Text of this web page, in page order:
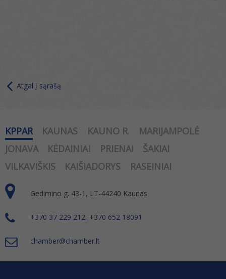
Atgal į sąrašą
KPPAR KAUNAS KAUNO R.
MARIJAMPOLĖ
JONAVA
KĖDAINIAI PRIENAI
ŠAKIAI
VILKAVIŠKIS
KAIŠIADORYS RASEINIAI
Gedimino g. 43-1, LT-44240 Kaunas
+370 37 229 212, +370 652 18091
chamber@chamber.lt